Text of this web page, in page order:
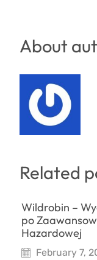
About
Related
Wildrobin –
po
Hazardowej
February 7,